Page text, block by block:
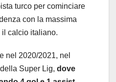
turco per cominciare
con la massima
il calcio italiano.
nel 2020/2021, nel
Super Lig, dove